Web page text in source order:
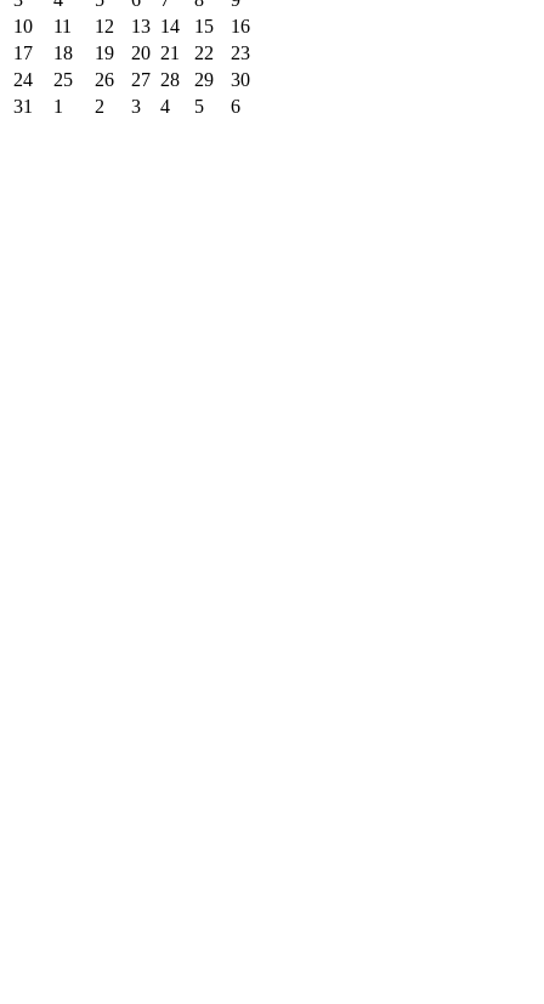
10
11 12 13 14 15
16
17
18 19 20 21 22
23
24
25 26 27 28 29
30
31
1 2 3 4 5 6